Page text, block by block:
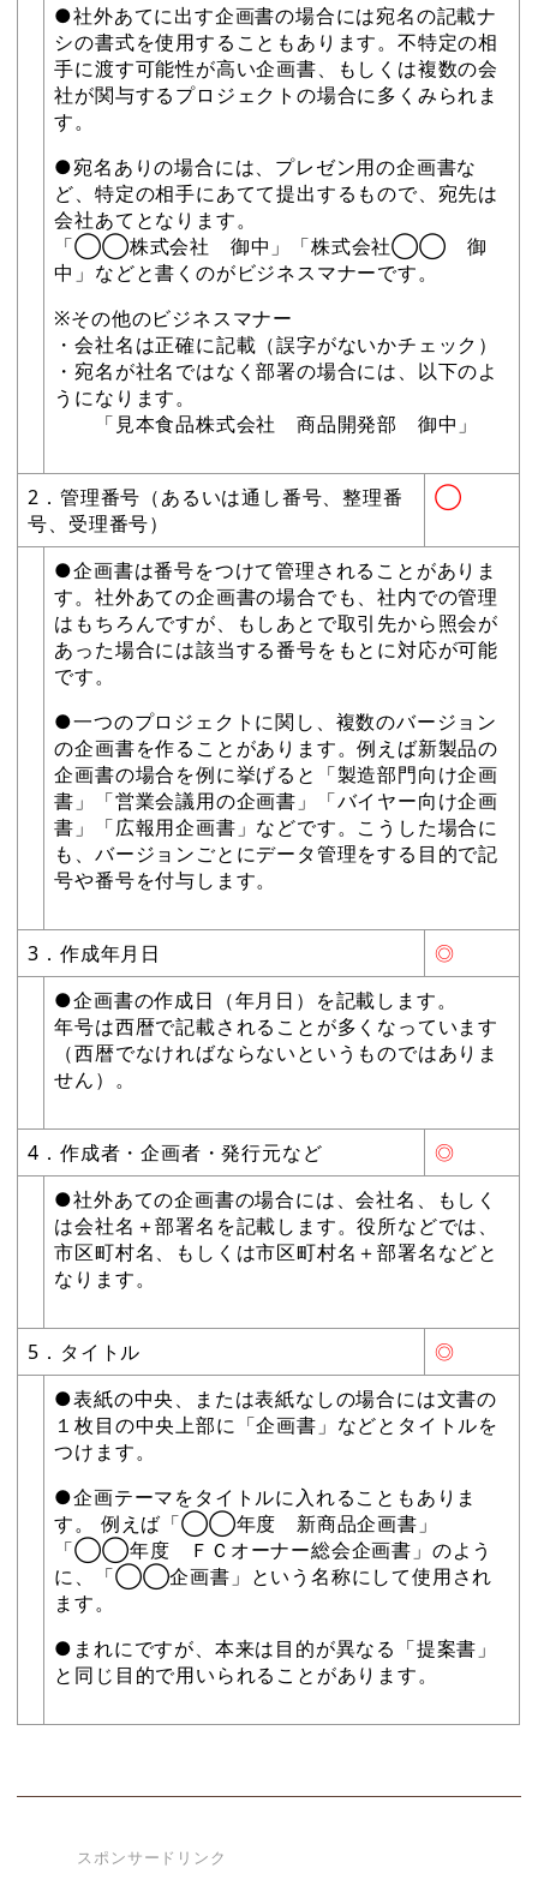
●社外あてに出す企画書の場合には宛名の記載ナ
シの書式を使用することもあります。不特定の相
手に渡す可能性が高い企画書、もしくは複数の会
社が関与するプロジェクトの場合に多くみられま
す。
●宛名ありの場合には、プレゼン用の企画書な
ど、特定の相手にあてて提出するもので、宛先は
会社あてとなります。
「◯◯株式会社 御中」「株式会社◯◯ 御
中」などと書くのがビジネスマナーです。
※その他のビジネスマナー
・会社名は正確に記載（誤字がないかチェック）
・宛名が社名ではなく部署の場合には、以下のよ
うになります。
「見本食品株式会社 商品開発部 御中」
2．管理番号（あるいは通し番号、整理番
号、受理番号）
◯
●企画書は番号をつけて管理されることがありま
す。社外あての企画書の場合でも、社内での管理
はもちろんですが、もしあとで取引先から照会が
あった場合には該当する番号をもとに対応が可能
です。
●一つのプロジェクトに関し、複数のバージョン
の企画書を作ることがあります。例えば新製品の
企画書の場合を例に挙げると「製造部門向け企画
書」「営業会議用の企画書」「バイヤー向け企画
書」「広報用企画書」などです。こうした場合に
も、バージョンごとにデータ管理をする目的で記
号や番号を付与します。
3．作成年月日
◎
●企画書の作成日（年月日）を記載します。
年号は西暦で記載されることが多くなっています
（西暦でなければならないというものではありま
せん）。
4．作成者・企画者・発行元など
◎
●社外あての企画書の場合には、会社名、もしく
は会社名＋部署名を記載します。役所などでは、
市区町村名、もしくは市区町村名＋部署名などと
なります。
5．タイトル
◎
●表紙の中央、または表紙なしの場合には文書の
１枚目の中央上部に「企画書」などとタイトルを
つけます。
●企画テーマをタイトルに入れることもありま
す。 例えば「◯◯年度 新商品企画書」
「◯◯年度 ＦＣオーナー総会企画書」のよう
に、「◯◯企画書」という名称にして使用され
ます。
●まれにですが、本来は目的が異なる「提案書」
と同じ目的で用いられることがあります。
スポンサードリンク